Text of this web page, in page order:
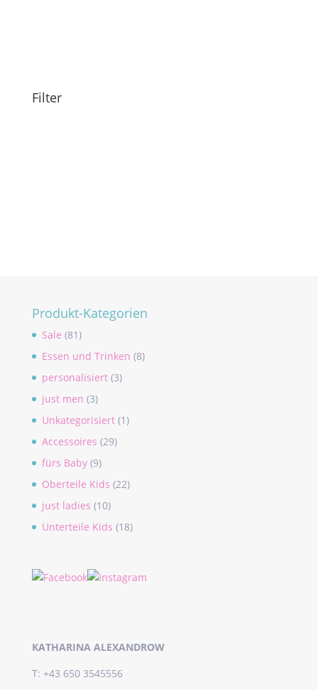
Filter
Produkt-Kategorien
Sale (81)
Essen und Trinken (8)
personalisiert (3)
just men (3)
Unkategorisiert (1)
Accessoires (29)
fürs Baby (9)
Oberteile Kids (22)
just ladies (10)
Unterteile Kids (18)
KATHARINA ALEXANDROW
T: +43 650 3545556